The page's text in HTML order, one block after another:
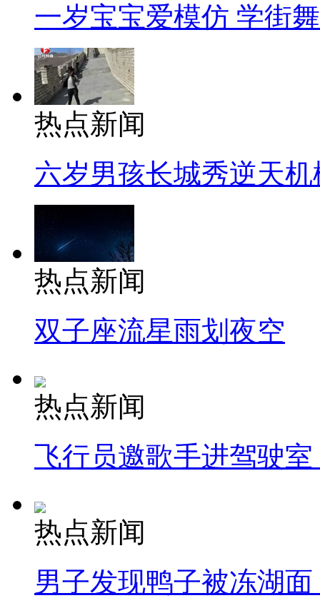
一岁宝宝爱模仿 学街
热点新闻
六岁男孩长城秀逆天机
热点新闻
双子座流星雨划夜空
热点新闻
飞行员邀歌手进驾驶
热点新闻
男子发现鸭子被冻湖